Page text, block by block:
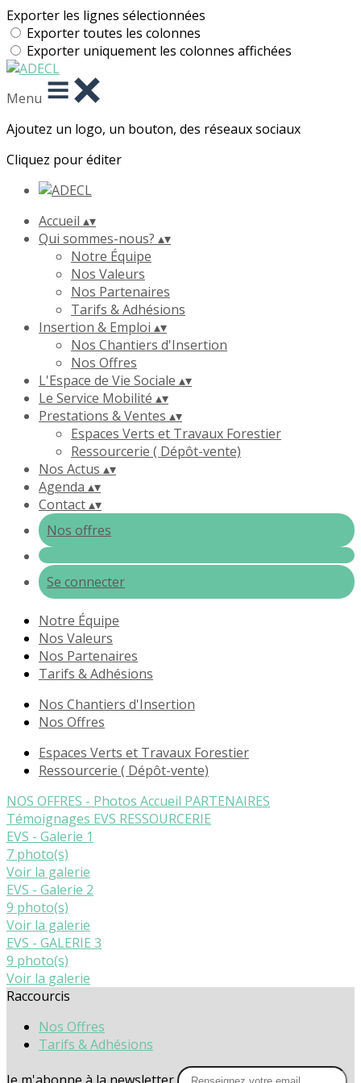
Exporter les lignes sélectionnées
Exporter toutes les colonnes
Exporter uniquement les colonnes affichées
Menu
Ajoutez un logo, un bouton, des réseaux sociaux
Cliquez pour éditer
Accueil ▴▾
Qui sommes-nous? ▴▾
Notre Équipe
Nos Valeurs
Nos Partenaires
Tarifs & Adhésions
Insertion & Emploi ▴▾
Nos Chantiers d'Insertion
Nos Offres
L'Espace de Vie Sociale ▴▾
Le Service Mobilité ▴▾
Prestations & Ventes ▴▾
Espaces Verts et Travaux Forestier
Ressourcerie ( Dépôt-vente)
Nos Actus ▴▾
Agenda ▴▾
Contact▴▾
Nos offres
Se connecter
Notre Équipe
Nos Valeurs
Nos Partenaires
Tarifs & Adhésions
Nos Chantiers d'Insertion
Nos Offres
Espaces Verts et Travaux Forestier
Ressourcerie ( Dépôt-vente)
NOS OFFRES - Photos Accueil PARTENAIRES
Témoignages EVS RESSOURCERIE
EVS - Galerie 1
7 photo(s)
Voir la galerie
EVS - Galerie 2
9 photo(s)
Voir la galerie
EVS - GALERIE 3
9 photo(s)
Voir la galerie
Raccourcis
Nos Offres
Tarifs & Adhésions